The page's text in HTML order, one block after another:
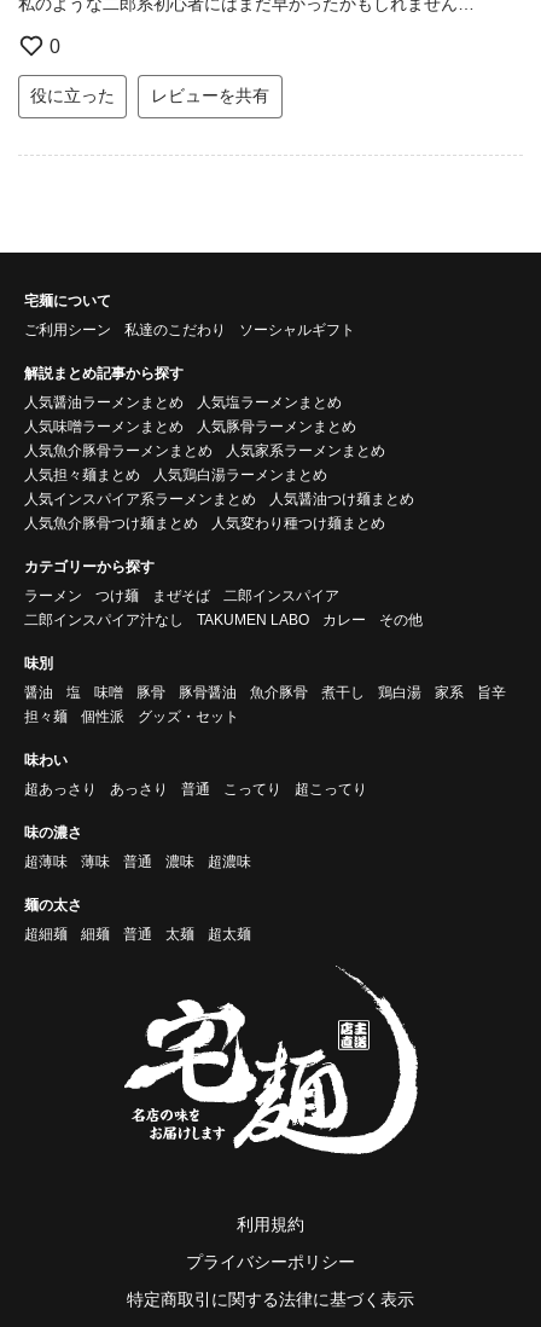
0
役に立った レビューを共有
宅麺について
ご利用シーン
私達のこだわり ソーシャルギフト
解説まとめ記事から探す
人気醤油ラーメンまとめ
人気塩ラーメンまとめ
人気味噌ラーメンまとめ
人気豚骨ラーメンまとめ
人気魚介豚骨ラーメンまとめ
人気家系ラーメンまとめ
人気担々麺まとめ
人気鶏白湯ラーメンまとめ
人気インスパイア系ラーメンまとめ
人気醤油つけ麺まとめ
人気魚介豚骨つけ麺まとめ
人気変わり種つけ麺まとめ
カテゴリーから探す
ラーメン
つけ麺 まぜそば
二郎インスパイア
二郎インスパイア汁なし
TAKUMEN LABO カレー その他
味別
醤油
塩 味噌 豚骨 豚骨醤油 魚介豚骨 煮干し 鶏白湯 家系
旨辛
担々麺
個性派 グッズ・セット
味わい
超あっさり
あっさり 普通 こってり 超こってり
味の濃さ
超薄味
薄味 普通 濃味 超濃味
麺の太さ
超細麺
細麺 普通 太麺 超太麺
利用規約
プライバシーポリシー
特定商取引に関する法律に基づく表示